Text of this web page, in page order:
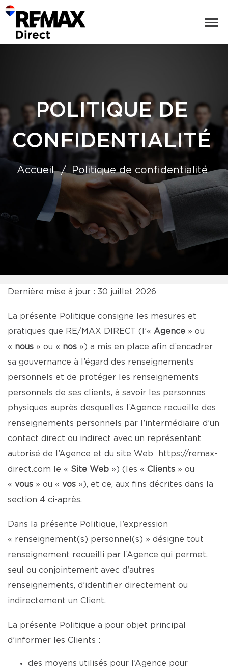
POLITIQUE DE
CONFIDENTIALITÉ
Accueil Politique de confidentialité
Dernière mise à jour : 30 juillet 2026
La présente Politique consigne les mesures et
pratiques que RE/MAX DIRECT (l’« Agence » ou
« nous » ou « nos ») a mis en place afin d’encadrer
sa gouvernance à l’égard des renseignements
personnels et de protéger les renseignements
personnels de ses clients, à savoir les personnes
physiques auprès desquelles l’Agence recueille des
renseignements personnels par l’intermédiaire d’un
contact direct ou indirect avec un représentant
autorisé de l’Agence et du site Web
https://remax-
direct.com le « Site Web ») (les « Clients » ou
« vous » ou « vos »), et ce, aux fins décrites dans la
section 4 ci-après.
Dans la présente Politique, l’expression
« renseignement(s) personnel(s) » désigne tout
renseignement recueilli par l’Agence qui permet,
seul ou conjointement avec d’autres
renseignements, d’identifier directement ou
indirectement un Client.
La présente Politique a pour objet principal
d’informer les Clients :
des moyens utilisés pour l’Agence pour